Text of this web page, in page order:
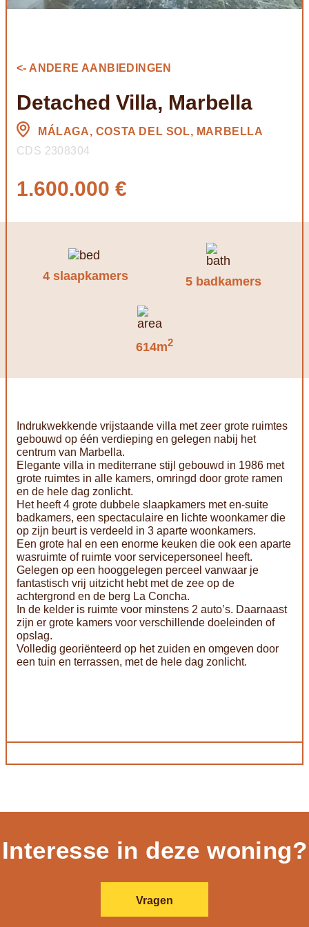
<- ANDERE AANBIEDINGEN
Detached Villa, Marbella
MÁLAGA, COSTA DEL SOL, MARBELLA
CDS 2308304
1.600.000 €
4 slaapkamers 5 badkamers
614m2
Indrukwekkende vrijstaande villa met zeer grote ruimtes
gebouwd op één verdieping en gelegen nabij het
centrum van Marbella.
Elegante villa in mediterrane stijl gebouwd in 1986 met
grote ruimtes in alle kamers, omringd door grote ramen
en de hele dag zonlicht.
Het heeft 4 grote dubbele slaapkamers met en-suite
badkamers, een spectaculaire en lichte woonkamer die
op zijn beurt is verdeeld in 3 aparte woonkamers.
Een grote hal en een enorme keuken die ook een aparte
wasruimte of ruimte voor servicepersoneel heeft.
Gelegen op een hooggelegen perceel vanwaar je
fantastisch vrij uitzicht hebt met de zee op de
achtergrond en de berg La Concha.
In de kelder is ruimte voor minstens 2 auto’s. Daarnaast
zijn er grote kamers voor verschillende doeleinden of
opslag.
Volledig georiënteerd op het zuiden en omgeven door
een tuin en terrassen, met de hele dag zonlicht.
Interesse in deze woning?
Vragen